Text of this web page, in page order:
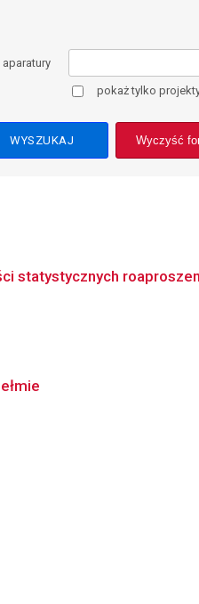
pokaż tylko
Wyczyść
statystycznych